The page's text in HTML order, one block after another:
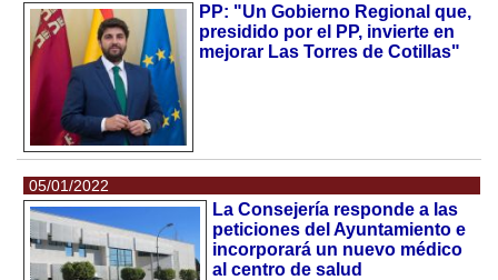
PP: "Un Gobierno Regional que,
presidido por el PP, invierte en
mejorar Las Torres de Cotillas"
05/01/2022
La Consejería responde a las
peticiones del Ayuntamiento e
incorporará un nuevo médico
al centro de salud